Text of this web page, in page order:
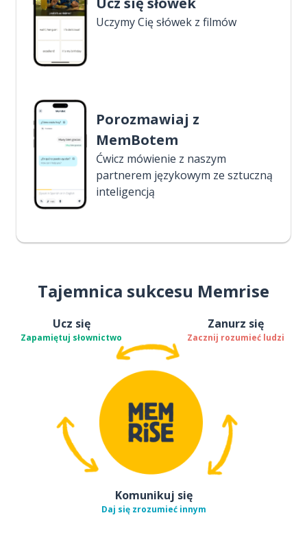
Uczymy Cię słówek z filmów
Porozmawiaj z
MemBotem
Ćwicz mówienie z naszym
partnerem językowym ze sztuczną
inteligencją
Tajemnica sukcesu Memrise
Ucz się
Zapamiętuj słownictwo
Zanurz się
Zacznij rozumieć ludzi
Komunikuj się
Daj się zrozumieć innym